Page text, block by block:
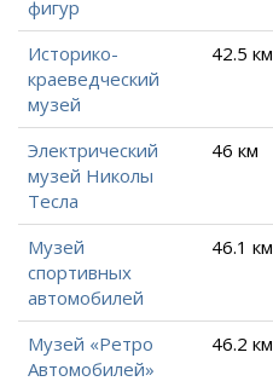
фигур
Историко-
краеведческий
музей
42.5 км
Электрический
музей Николы
Тесла
46 км
Музей
спортивных
автомобилей
46.1 км
Музей «Ретро
Автомобилей»
46.2 км